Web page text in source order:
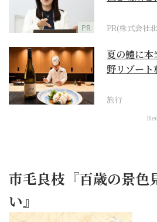
PR PR(株式会社
夏の鱧に本
野リゾート
旅行
市毛良枝『百歳の景色
い』